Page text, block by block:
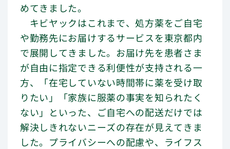
めてきました。
キビヤックはこれまで、処方薬をご自宅
や勤務先にお届けするサービスを東京都内
で展開してきました。お届け先を患者さま
が自由に指定できる利便性が支持される一
方、「在宅していない時間帯に薬を受け取
りたい」「家族に服薬の事実を知られたく
ない」といった、ご自宅への配送だけでは
解決しきれないニーズの存在が見えてきま
した。プライバシーへの配慮や、ライフス